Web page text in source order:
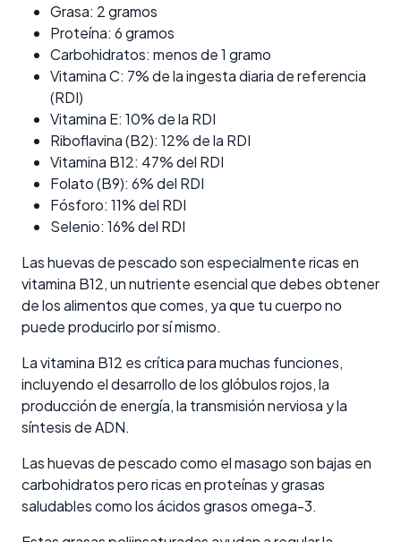
Grasa: 2 gramos
Proteína: 6 gramos
Carbohidratos: menos de 1 gramo
Vitamina C: 7% de la ingesta diaria de referencia
(RDI)
Vitamina E: 10% de la RDI
Riboflavina (B2): 12% de la RDI
Vitamina B12: 47% del RDI
Folato (B9): 6% del RDI
Fósforo: 11% del RDI
Selenio: 16% del RDI
Las huevas de pescado son especialmente ricas en
vitamina B12, un nutriente esencial que debes obtener
de los alimentos que comes, ya que tu cuerpo no
puede producirlo por sí mismo.
La vitamina B12 es crítica para muchas funciones,
incluyendo el desarrollo de los glóbulos rojos, la
producción de energía, la transmisión nerviosa y la
síntesis de ADN.
Las huevas de pescado como el masago son bajas en
carbohidratos pero ricas en proteínas y grasas
saludables como los ácidos grasos omega-3.